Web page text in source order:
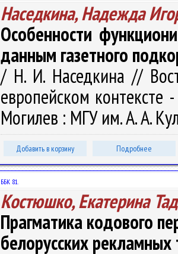
Наседкина, Надежда
Особенности
данным газетного
/ Н. И. Наседкина //
европейском контексте
Могилев : МГУ им. А. А.
Добавить в корзину Подробнее
ББК 81.
Костюшко, Екатерина
Прагматика кодового
белорусских рекламных